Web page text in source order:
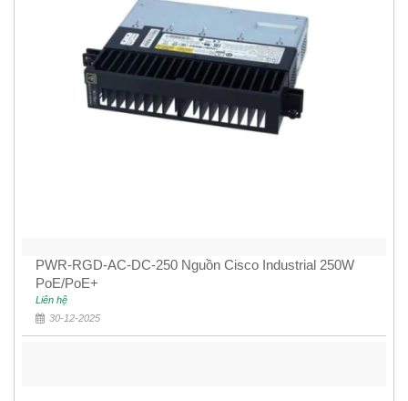
PWR-RGD-AC-DC-250 Nguồn Cisco Industrial 250W
PoE/PoE+
Liên hệ
30-12-2025